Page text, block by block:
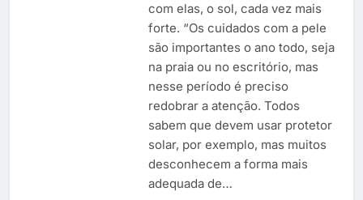
com elas, o sol, cada vez mais
forte. “Os cuidados com a pele
são importantes o ano todo, seja
na praia ou no escritório, mas
nesse período é preciso
redobrar a atenção. Todos
sabem que devem usar protetor
solar, por exemplo, mas muitos
desconhecem a forma mais
adequada de…